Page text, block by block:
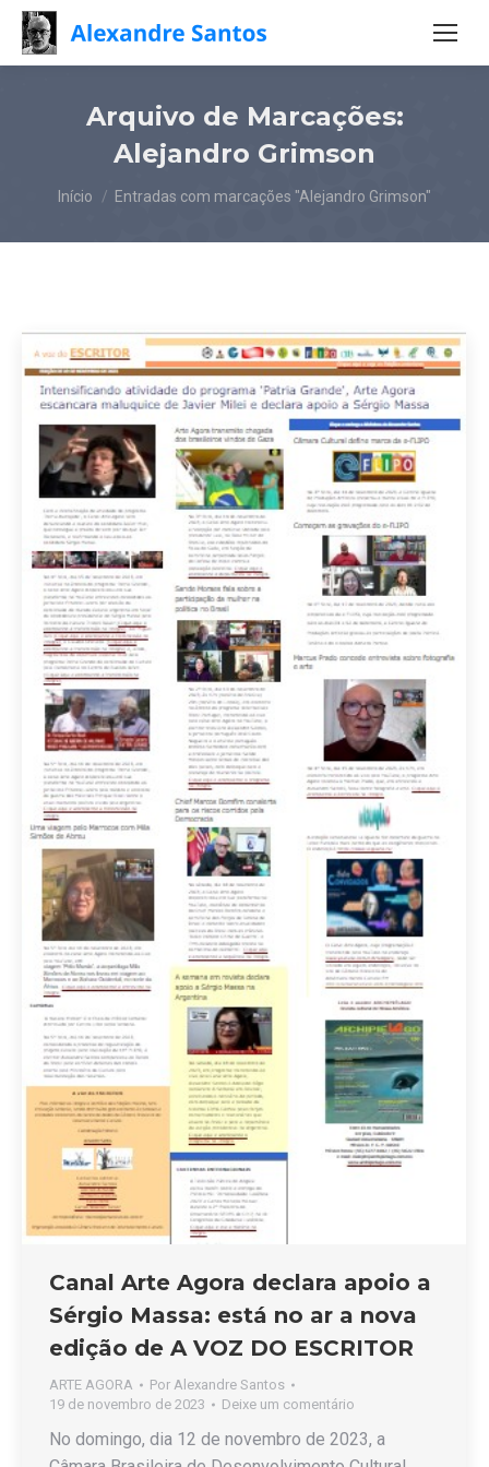
Arquivo de Marcações:
Alejandro Grimson
Você está aqui:
Início Entradas com marcações "Alejandro Grimson"
Canal Arte Agora declara apoio a
Sérgio Massa: está no ar a nova
edição de A VOZ DO ESCRITOR
ARTE AGORA Por Alexandre Santos
19 de novembro de 2023
Deixe um comentário
No domingo, dia 12 de novembro de 2023, a